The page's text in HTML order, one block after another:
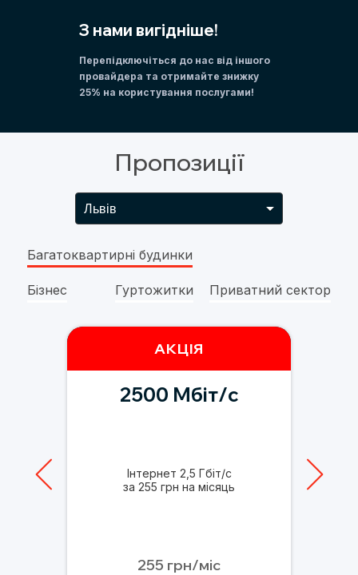
З нами вигідніше!
Перепідключіться до нас від іншого
провайдера та отримайте знижку
25% на користування послугами!
Пропозиції
Багатоквартирні будинки
Приватний сектор
Бізнес Гуртожитки
АКЦІЯ
ДВА І ПʼЯТЬ ЗА 255
2500 Мбіт/с
Інтернет 2,5 Гбіт/с
за 255 грн на місяць
255 грн/міс